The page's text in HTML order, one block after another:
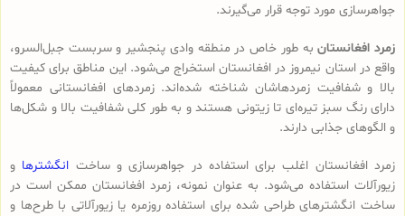
جواهرسازی مورد توجه قرار می‌گیرند.
زمرد افغانستانبه طور خاص در منطقه وادی پنجشیر و سربست جبل‌السرو،
واقع در استان نیمروز در افغانستان استخراج می‌شود. این مناطق برای کیفیت
بالا و شفافیت زمردهاشان شناخته شده‌اند. زمردهای افغانستانی معمولاً
دارای رنگ سبز تیره‌ای تا زیتونی هستند و به طور کلی شفافیت بالا و شکل‌ها
و الگوهای جذابی دارند.
زمرد افغانستان اغلب برای استفاده در جواهرسازی و ساخت انگشترها و
زیورآلات استفاده می‌شود. به عنوان نمونه، زمرد افغانستان ممکن است در
ساخت انگشترهای طراحی شده برای استفاده روزمره یا زیورآلاتی با طرح‌ها و